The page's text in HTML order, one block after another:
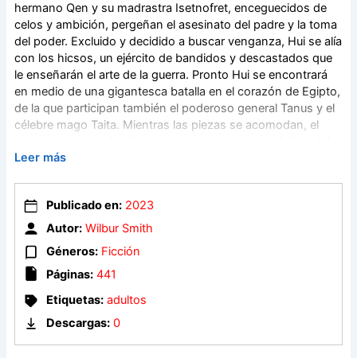
hermano Qen y su madrastra Isetnofret, enceguecidos de
celos y ambición, pergeñan el asesinato del padre y la toma
del poder. Excluido y decidido a buscar venganza, Hui se alía
con los hicsos, un ejército de bandidos y descastados que
le enseñarán el arte de la guerra. Pronto Hui se encontrará
en medio de una gigantesca batalla en el corazón de Egipto,
de la que participan también el poderoso general Tanus y el
célebre mago Taita. Mientras las piezas se acomodan, el
viejo orden o fundar uno nuevo desde las cenizas de aquel.
Smith, maestro absoluto de la novela de aventuras.
Leer más
Publicado en: 2023
Autor: Wilbur Smith
Géneros: Ficción
Páginas: 441
Etiquetas: adultos
Descargas: 0